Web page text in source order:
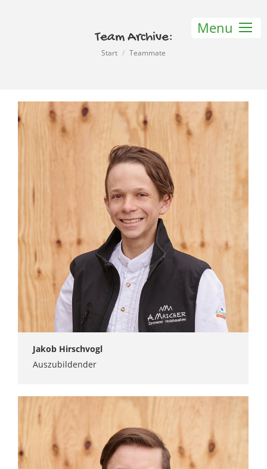
Menu
Team Archive:
Sie befinden sich hier:
Start Teammate
Jakob Hirschvogl
Auszubildender